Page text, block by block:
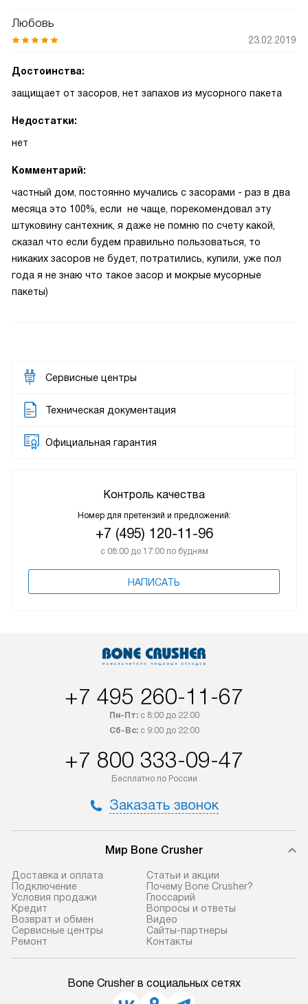
Любовь
23.02.2019
Достоинства:
защищает от засоров, нет запахов из мусорного пакета
Недостатки:
нет
Комментарий:
частный дом, постоянно мучались с засорами - раз в два
месяца это 100%, если не чаще, порекомендовал эту
штуковину сантехник, я даже не помню по счету какой,
сказал что если будем правильно пользоваться, то
никаких засоров не будет, потратились, купили, уже пол
года я не знаю что такое засор и мокрые мусорные
пакеты)
Сервисные центры
Техническая документация
Официальная гарантия
Контроль качества
Номер для претензий и предложений:
+7 (495) 120-11-96
с 08:00 до 17:00 по будням
НАПИСАТЬ
+7 495 260-11-67
Пн-Пт:с 8:00 до 22:00
Сб-Вс:с 9:00 до 22:00
+7 800 333-09-47
Бесплатно по России
Заказать звонок
Мир Bone Crusher
Доставка и оплата
Подключение
Условия продажи
Кредит
Возврат и обмен
Сервисные центры
Ремонт
Статьи и акции
Почему Bone Crusher?
Глоссарий
Вопросы и ответы
Видео
Сайты-партнеры
Контакты
Bone Crusher в социальных сетях